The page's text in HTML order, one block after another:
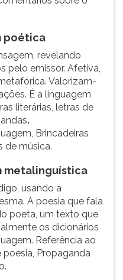
poética
revelando
pelo emissor. Afetiva,
Valorizam-
É a linguagem
literárias, letras de
.
Brincadeiras
de música.
metalinguística
usando a
A poesia que fala
poeta, um texto que
os dicionários
Referência ao
Propaganda